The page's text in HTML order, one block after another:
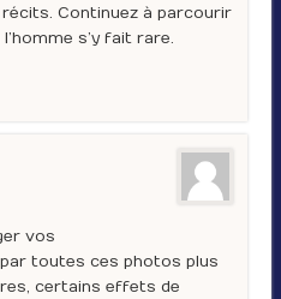
Continuez à parcourir
s’y fait rare.
vos
toutes ces photos plus
certains effets de